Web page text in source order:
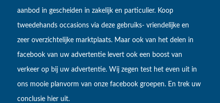
aanbod in gescheiden in zakelijk en particulier. Koop
tweedehands occasions via deze gebruiks- vriendelijke en
zeer overzichtelijke marktplaats. Maar ook van het delen in
facebook van uw advertentie levert ook een boost van
verkeer op bij uw advertentie. Wij zegen test het even uit in
ons mooie planvorm van onze facebook groepen. En trek uw
conclusie hier uit.